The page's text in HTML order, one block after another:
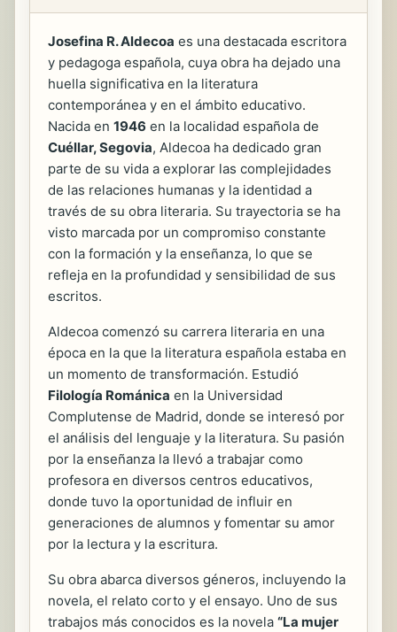
Josefina R. Aldecoa es una destacada escritora
y pedagoga española, cuya obra ha dejado una
huella significativa en la literatura
contemporánea y en el ámbito educativo.
Nacida en 1946 en la localidad española de
Cuéllar, Segovia, Aldecoa ha dedicado gran
parte de su vida a explorar las complejidades
de las relaciones humanas y la identidad a
través de su obra literaria. Su trayectoria se ha
visto marcada por un compromiso constante
con la formación y la enseñanza, lo que se
refleja en la profundidad y sensibilidad de sus
escritos.
Aldecoa comenzó su carrera literaria en una
época en la que la literatura española estaba en
un momento de transformación. Estudió
Filología Románica en la Universidad
Complutense de Madrid, donde se interesó por
el análisis del lenguaje y la literatura. Su pasión
por la enseñanza la llevó a trabajar como
profesora en diversos centros educativos,
donde tuvo la oportunidad de influir en
generaciones de alumnos y fomentar su amor
por la lectura y la escritura.
Su obra abarca diversos géneros, incluyendo la
novela, el relato corto y el ensayo. Uno de sus
trabajos más conocidos es la novela “La mujer